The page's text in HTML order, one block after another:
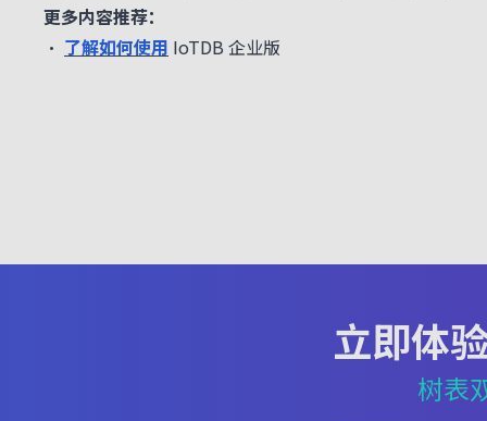
更多内容推荐：
• 了解如何使用 IoTDB 企业版
立即体
树表